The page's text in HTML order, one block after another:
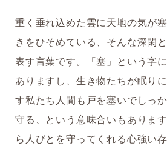
重く垂れ込めた雲に天地の気が
きをひそめている、そんな深閑
表す言葉です。「塞」という字
ありますし、生き物たちが眠り
す私たち人間も戸を塞いでしっ
守る、という意味合いもありま
ら人びとを守ってくれる心強い